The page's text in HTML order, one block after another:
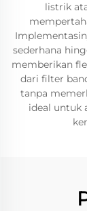
listrik
sederhana
memberikan
dari filter
tanpa
ideal untuk